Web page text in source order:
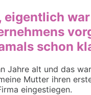
eigentlich
schon
Jahre alt und das
Mutter ihren
eingestiegen.